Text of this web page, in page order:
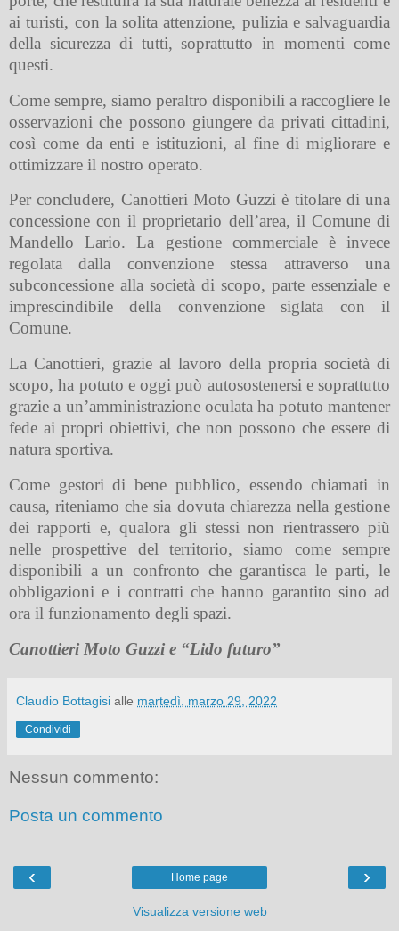
ai turisti, con la solita attenzione, pulizia e salvaguardia
della sicurezza di tutti, soprattutto in momenti come
questi.
Come sempre, siamo peraltro disponibili a raccogliere le
osservazioni che possono giungere da privati cittadini,
così come da enti e istituzioni, al fine di migliorare e
ottimizzare il nostro operato.
Per concludere, Canottieri Moto Guzzi è titolare di una
concessione con il proprietario dell’area, il Comune di
Mandello Lario. La gestione commerciale è invece
regolata dalla convenzione stessa attraverso una
subconcessione alla società di scopo, parte essenziale e
imprescindibile della convenzione siglata con il
Comune.
La Canottieri, grazie al lavoro della propria società di
scopo, ha potuto e oggi può autosostenersi e soprattutto
grazie a un’amministrazione oculata ha potuto mantener
fede ai propri obiettivi, che non possono che essere di
natura sportiva.
Come gestori di bene pubblico, essendo chiamati in
causa, riteniamo che sia dovuta chiarezza nella gestione
dei rapporti e, qualora gli stessi non rientrassero più
nelle prospettive del territorio, siamo come sempre
disponibili a un confronto che garantisca le parti, le
obbligazioni e i contratti che hanno garantito sino ad
ora il funzionamento degli spazi.
Canottieri Moto Guzzi e “Lido futuro”
Claudio Bottagisi alle martedì, marzo 29, 2022
Condividi
Nessun commento:
Posta un commento
‹ ›
Home page
Visualizza versione web